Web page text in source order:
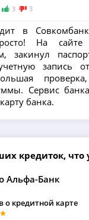
3 3
в
На сайте
закинул
запись
Сервис
банка.
кредиток, что
Альфа-Банк
о кредитной карте